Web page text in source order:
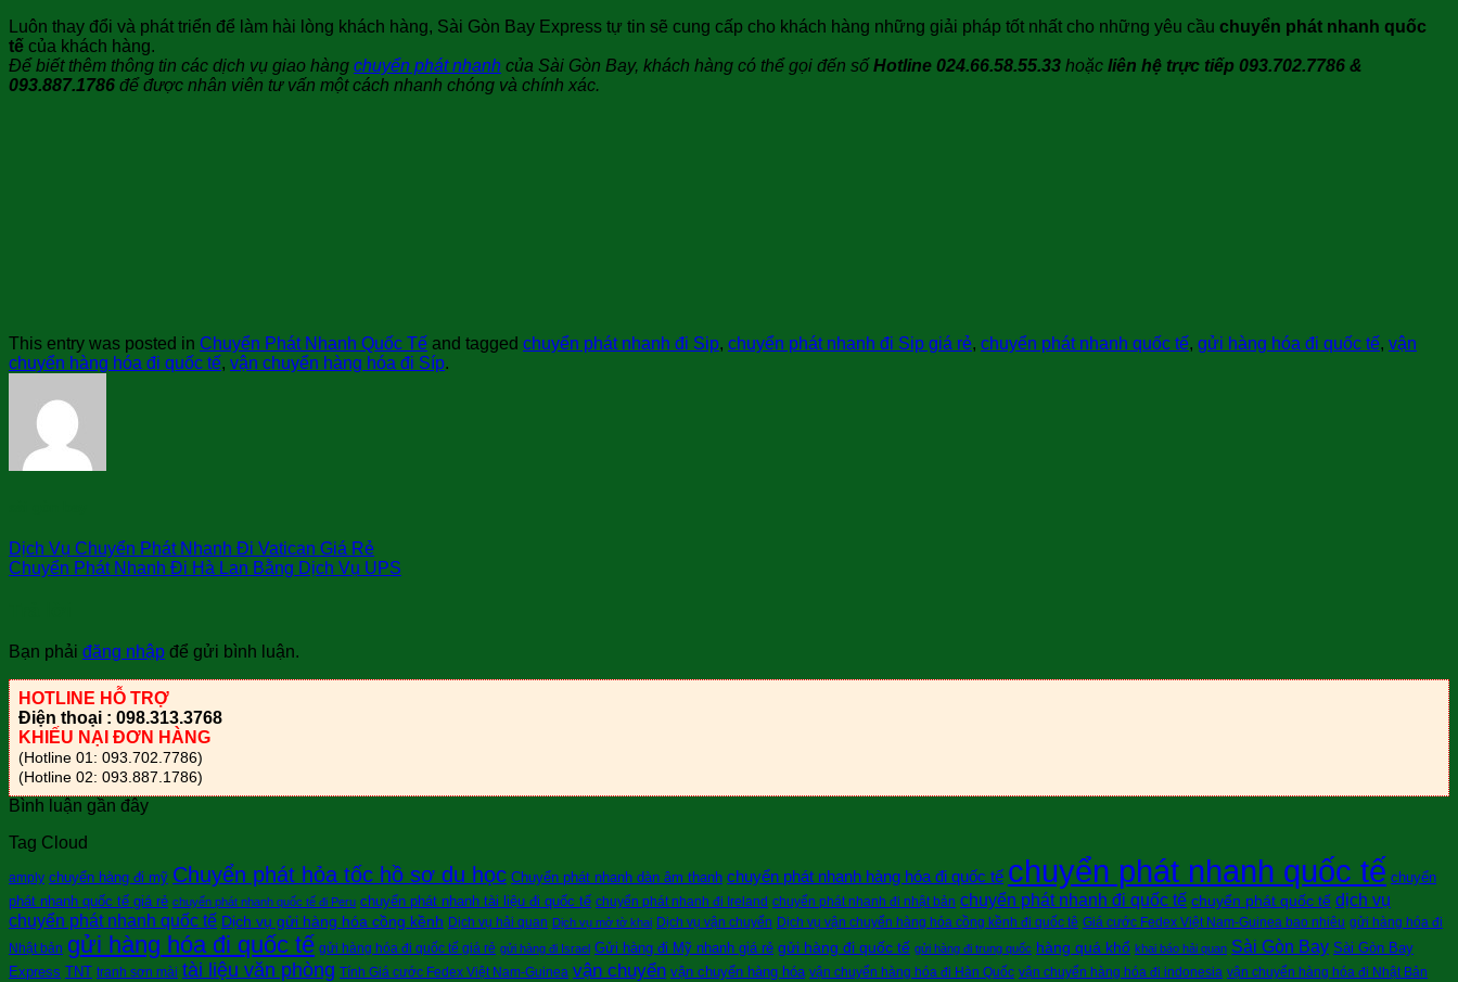
Luôn thay đổi và phát triển để làm hài lòng khách hàng, Sài Gòn Bay Express tự tin sẽ cung cấp cho khách hàng những giải pháp tốt nhất cho những yêu cầu chuyển phát nhanh quốc
tế của khách hàng.
Để biết thêm thông tin các dịch vụ giao hàng chuyển phát nhanh của Sài Gòn Bay, khách hàng có thể gọi đến số Hotline 024.66.58.55.33 hoặc liên hệ trực tiếp 093.702.7786 &
093.887.1786 để được nhân viên tư vấn một cách nhanh chóng và chính xác.
This entry was posted in Chuyển Phát Nhanh Quốc Tế and tagged chuyển phát nhanh đi Sip, chuyển phát nhanh đi Sip giá rẻ, chuyển phát nhanh quốc tế, gửi hàng hóa đi quốc tế, vận
chuyển hàng hóa đi quốc tế, vận chuyển hàng hóa đi Síp.
Dịch Vụ Chuyển Phát Nhanh Đi Vatican Giá Rẻ
Chuyển Phát Nhanh Đi Hà Lan Bằng Dịch Vụ UPS
Bạn phải đăng nhập để gửi bình luận.
HOTLINE HỖ TRỢ
Điện thoại : 098.313.3768
KHIẾU NẠI ĐƠN HÀNG
(Hotline 01: 093.702.7786)
(Hotline 02: 093.887.1786)
Bình luận gần đây
Tag Cloud
amply chuyển hàng đi mỹ Chuyển phát hỏa tốc hồ sơ du học Chuyển phát nhanh dàn âm thanh chuyển phát nhanh hàng hóa đi quốc tế chuyển phát nhanh quốc tế chuyển
phát nhanh quốc tế giá rẻ chuyển phát nhanh quốc tế đi Peru chuyển phát nhanh tài liệu đi quốc tế chuyển phát nhanh đi Ireland chuyển phát nhanh đi nhật bản chuyển phát nhanh đi quốc tế chuyển phát quốc tế dịch vụ
chuyển phát nhanh quốc tế Dịch vụ gửi hàng hóa cồng kềnh Dịch vụ hải quan Dịch vụ mở tờ khai Dịch vụ vận chuyển Dịch vụ vận chuyển hàng hóa cồng kềnh đi quốc tê Giá cước Fedex Việt Nam-Guinea bao nhiêu gửi hàng hóa đi
Nhật bản gửi hàng hóa đi quốc tế gửi hàng hóa đi quốc tế giá rẻ gửi hàng đi Israel Gửi hàng đi Mỹ nhanh giá rẻ gửi hàng đi quốc tế gửi hàng đi trung quốc hàng quá khổ khai báo hải quan Sài Gòn Bay Sài Gòn Bay
Express TNT tranh sơn mài tài liệu văn phòng Tính Giá cước Fedex Việt Nam-Guinea vận chuyển vận chuyển hàng hóa vận chuyển hàng hóa đi Hàn Quốc vận chuyển hàng hóa đi indonesia vận chuyển hàng hóa đi Nhật Bản